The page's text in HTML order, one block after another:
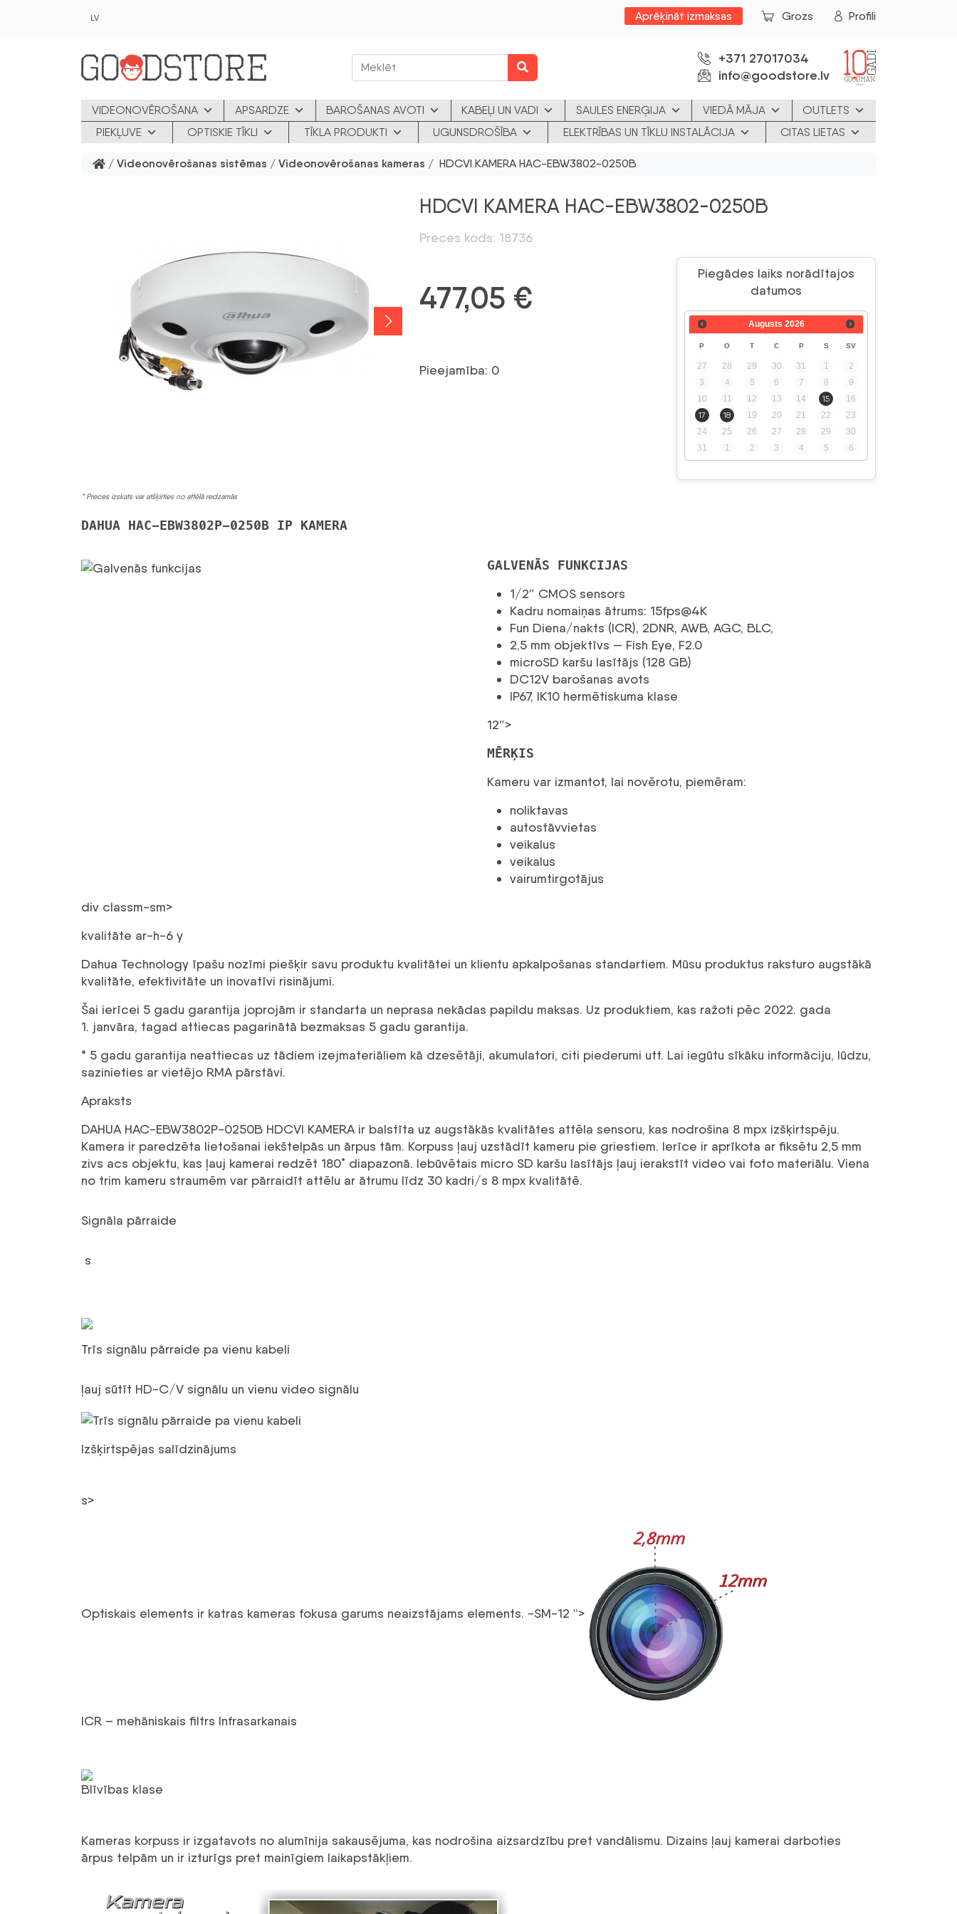
LV Aprēķināt izmaksas Grozs Profili
+371 27017034
info@goodstore.lv
VIDEONOVĒROŠANA APSARDZE BAROŠANAS AVOTI KABEĻI UN VADI SAULES ENERĢIJA VIEDĀ MĀJA
OUTLETS
PIEKĻUVE
OPTISKIE TĪKLI TĪKLA PRODUKTI UGUNSDROŠĪBA ELEKTRĪBAS UN TĪKLU INSTALĀCIJA CITAS LIETAS
/ Videonovērošanas sistēmas / Videonovērošanas kameras / HDCVI KAMERA HAC-EBW3802-0250B
* Preces izskats var atšķirties no attēlā redzamās
HDCVI KAMERA HAC-EBW3802-0250B
Preces kods: 18736
Piegādes laiks norādītajos
datumos
Augusts 2026
P O T C P S SV
27 28 29 30 31 1
2
3
4 5 6 7 8
9
10
11 12 13 14 15
16
17
18 19 20 21 22
23
24
25 26 27 28 29
30
31
1 2 3 4 5 6
477,05 €
Pieejamība: 0
DAHUA HAC-EBW3802P-0250B IP KAMERA
GALVENĀS FUNKCIJAS
1/2″ CMOS sensors
Kadru nomaiņas ātrums: 15fps@4K
Fun Diena/nakts (ICR), 2DNR, AWB, AGC, BLC,
2,5 mm objektīvs — Fish Eye, F2.0
microSD karšu lasītājs (128 GB)
DC12V barošanas avots
IP67, IK10 hermētiskuma klase
12″>
MĒRĶIS
Kameru var izmantot, lai novērotu, piemēram:
noliktavas
autostāvvietas
veikalus
veikalus
vairumtirgotājus
div classm-sm>
kvalitāte ar-h-6 y
Dahua Technology īpašu nozīmi piešķir savu produktu kvalitātei un klientu apkalpošanas standartiem. Mūsu produktus raksturo augstākā
kvalitāte, efektivitāte un inovatīvi risinājumi.
Šai ierīcei 5 gadu garantija joprojām ir standarta un neprasa nekādas papildu maksas. Uz produktiem, kas ražoti pēc 2022. gada
1. janvāra, tagad attiecas pagarinātā bezmaksas 5 gadu garantija.
* 5 gadu garantija neattiecas uz tādiem izejmateriāliem kā dzesētāji, akumulatori, citi piederumi utt. Lai iegūtu sīkāku informāciju, lūdzu,
sazinieties ar vietējo RMA pārstāvi.
Apraksts
DAHUA HAC-EBW3802P-0250B HDCVI KAMERA ir balstīta uz augstākās kvalitātes attēla sensoru, kas nodrošina 8 mpx izšķirtspēju.
Kamera ir paredzēta lietošanai iekštelpās un ārpus tām. Korpuss ļauj uzstādīt kameru pie griestiem. Ierīce ir aprīkota ar fiksētu 2,5 mm
zivs acs objektu, kas ļauj kamerai redzēt 180˚ diapazonā. Iebūvētais micro SD karšu lasītājs ļauj ierakstīt video vai foto materiālu. Viena
no trim kameru straumēm var pārraidīt attēlu ar ātrumu līdz 30 kadri/s 8 mpx kvalitātē.
Signāla pārraide
s
Trīs signālu pārraide pa vienu kabeli
ļauj sūtīt HD-C/V signālu un vienu video signālu
Izšķirtspējas salīdzinājums
s>
Optiskais elements ir katras kameras fokusa garums neaizstājams elements. -SM-12 “>
ICR – mehāniskais filtrs Infrasarkanais
Blīvības klase
Kameras korpuss ir izgatavots no alumīnija sakausējuma, kas nodrošina aizsardzību pret vandālismu. Dizains ļauj kamerai darboties
ārpus telpām un ir izturīgs pret mainīgiem laikapstākļiem.